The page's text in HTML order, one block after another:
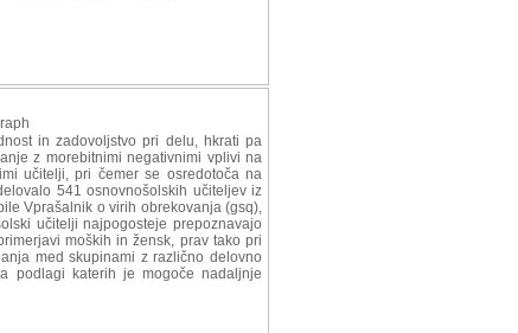
in zadovoljstvo pri delu, hkrati pa
z morebitnimi negativnimi vplivi na
učitelji, pri čemer se osredotoča na
541 osnovnošolskih učiteljev iz
Vprašalnik o virih obrekovanja (gsq),
učitelji najpogosteje prepoznavajo
moških in žensk, prav tako pri
med skupinami z različno delovno
podlagi katerih je mogoče nadaljnje